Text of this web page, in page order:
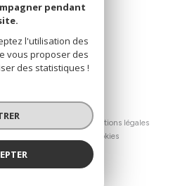
droits réservés
Mentions légales
Cookies
pendant
l'utilisation des
vous proposer des
des statistiques !